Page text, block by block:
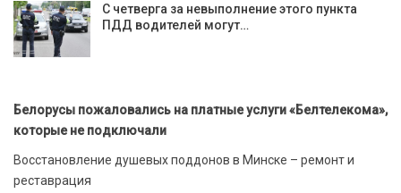
С четверга за невыполнение этого пункта
ПДД водителей могут…
Белорусы пожаловались на платные услуги «Белтелекома»,
которые не подключали
Восстановление душевых поддонов в Минске – ремонт и
реставрация